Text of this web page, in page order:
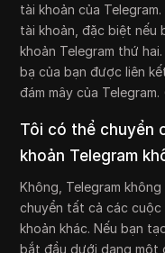
tài khoản của
tài khoản, đặc biệt nếu
khoản Telegram thứ
bạ của bạn được liên
đám mây của
Tôi có thể chuyển
khoản Telegram
Không, Telegram
chuyển tất cả các
khoản khác. Nếu bạn
bắt đầu dưới dạng một